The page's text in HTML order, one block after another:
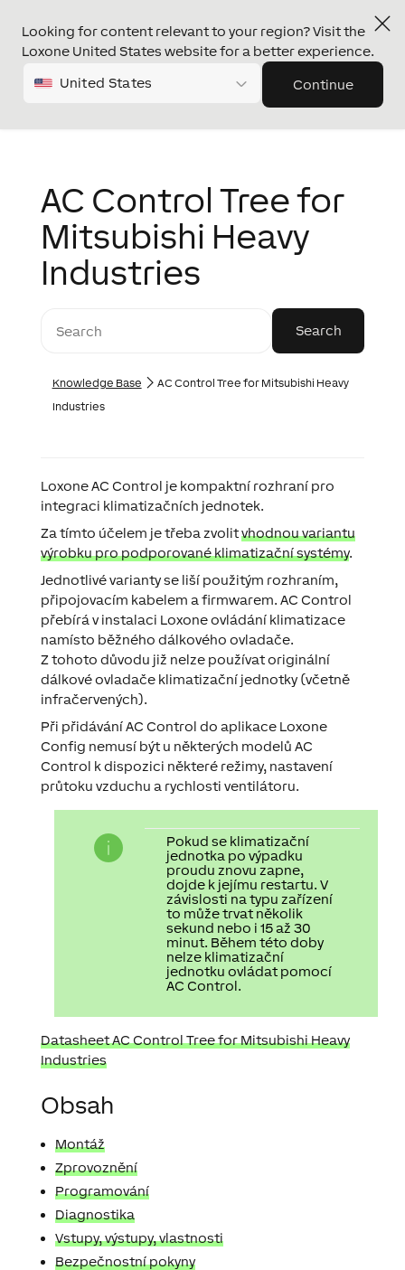
Looking for content relevant to your region? Visit the
Loxone United States website for a better experience.
United States Continue
AC Control Tree for
Mitsubishi Heavy
Industries
Knowledge Base
AC Control Tree for Mitsubishi Heavy
Industries
Loxone AC Control je kompaktní rozhraní pro
integraci klimatizačních jednotek.
Za tímto účelem je třeba zvolitvhodnou variantu
výrobku pro podporované klimatizační systémy.
Jednotlivé varianty se liší použitým rozhraním,
připojovacím kabelem a firmwarem. AC Control
přebírá v instalaci Loxone ovládání klimatizace
namísto běžného dálkového ovladače.
Z tohoto důvodu již nelze používat originální
dálkové ovladače klimatizační jednotky (včetně
infračervených).
Při přidávání AC Control do aplikace Loxone
Config nemusí být u některých modelů AC
Control k dispozici některé režimy, nastavení
průtoku vzduchu a rychlosti ventilátoru.
Pokud se klimatizační
jednotka po výpadku
proudu znovu zapne,
dojde k jejímu restartu. V
závislosti na typu zařízení
to může trvat několik
sekund nebo i 15 až 30
minut. Během této doby
nelze klimatizační
jednotku ovládat pomocí
AC Control.
Datasheet AC Control Tree for Mitsubishi Heavy
Industries
Obsah
Montáž
Zprovoznění
Programování
Diagnostika
Vstupy, výstupy, vlastnosti
Bezpečnostní pokyny